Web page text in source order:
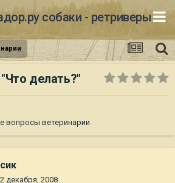
собаки - ретриверы
делать?"
вопросы ветеринарии
2 декабря, 2008